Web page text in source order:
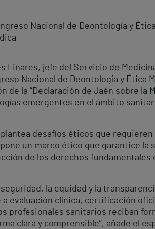
Nacional de Deontología y
Linares, jefe del Servicio de
Nacional de Deontología y Ética
la “Declaración de Jaén sobre la
emergentes en el ámbito
desafíos éticos que
un marco ético que garantice la
de los derechos fundamentales
la equidad y la
evaluación clínica, certificación
profesionales sanitarios reciban
clara y comprensible”, añade el